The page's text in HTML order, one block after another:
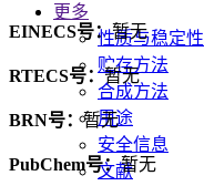
更多
性质与稳定性
贮存方法
合成方法
用途
安全信息
文献
EINECS号：暂无
RTECS号：暂无
BRN号：暂无
PubChem号：暂无